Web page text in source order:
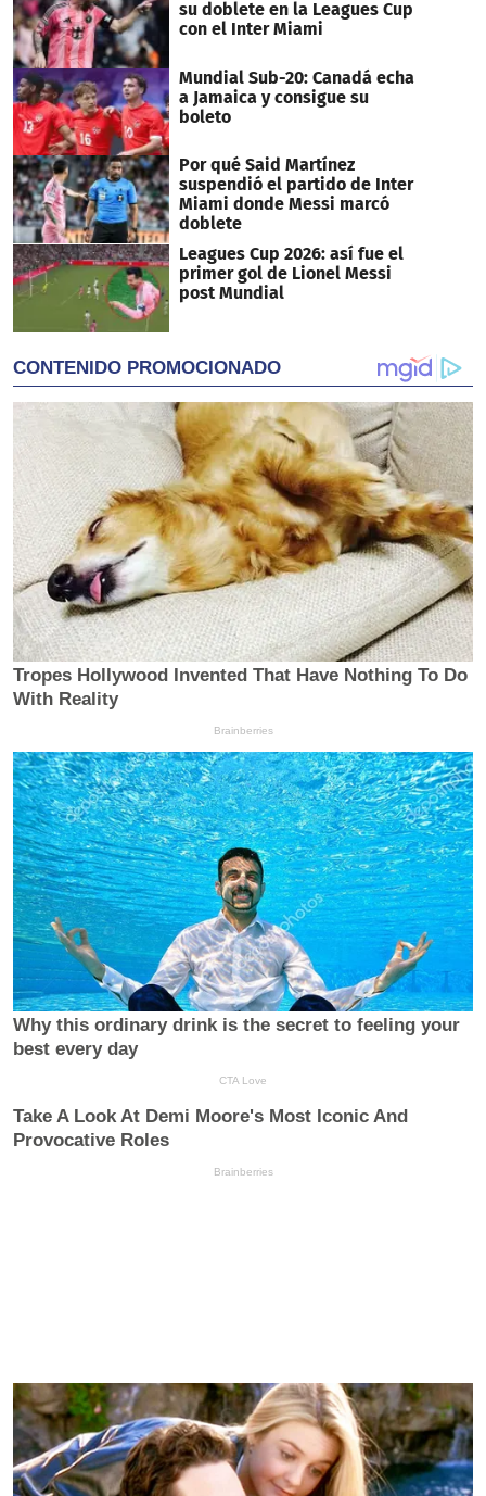
su doblete en la Leagues Cup
con el Inter Miami
Mundial Sub-20: Canadá echa
a Jamaica y consigue su
boleto
Por qué Said Martínez
suspendió el partido de Inter
Miami donde Messi marcó
doblete
Leagues Cup 2026: así fue el
primer gol de Lionel Messi
post Mundial